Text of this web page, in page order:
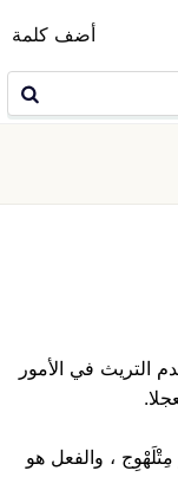
أضف كلمة
التريث في الأمور
، والفعل هو